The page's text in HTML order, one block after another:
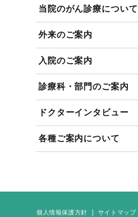
当院のがん診療について
外来のご案内
入院のご案内
診療科・部門のご案内
ドクターインタビュー
各種ご案内について
個人情報保護方針 サイトマップ